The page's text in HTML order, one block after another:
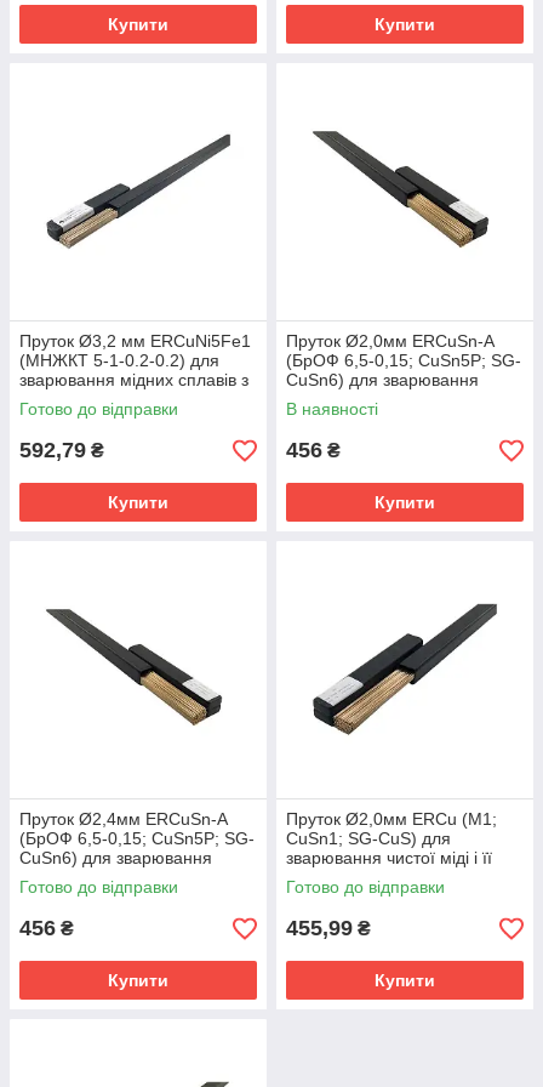
Купити Купити
Пруток Ø3,2 мм ERCuNi5Fe1
(МНЖКТ 5-1-0.2-0.2) для
зварювання мідних сплавів з
вмістом нікелю (упаковка 0,2
кг)
Готово до відправки
592,79 ₴
Купити
Пруток Ø2,0мм ERCuSn-A
(БрОФ 6,5-0,15; CuSn5P; SG-
CuSn6) для зварювання
оловяністих бронз (упаковка
0,2 кг)
В наявності
456 ₴
Купити
Пруток Ø2,4мм ERCuSn-A
(БрОФ 6,5-0,15; CuSn5P; SG-
CuSn6) для зварювання
оловяністих бронз (упаковка
0,2 кг)
Готово до відправки
456 ₴
Купити
Пруток Ø2,0мм ERCu (М1;
CuSn1; SG-CuS) для
зварювання чистої міді і її
низьколегованих сплавів
(упаковка 0,2 кг)
Готово до відправки
455,99 ₴
Купити